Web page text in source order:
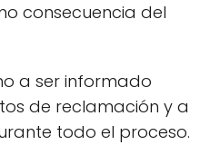
consecuencia del
a ser informado
de reclamación y a
todo el proceso.